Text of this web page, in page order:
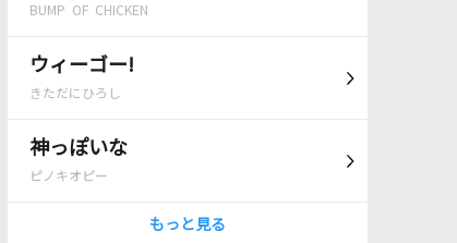
BUMP OF CHICKEN
ウィーゴー!
きただにひろし
神っぽいな
ピノキオピー
もっと見る